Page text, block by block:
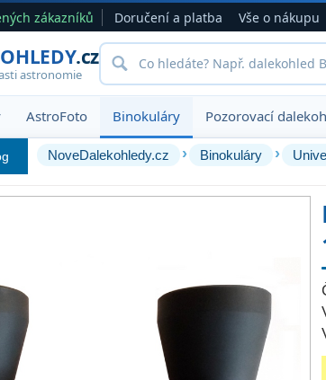
zákazníků Doručení a platba Vše o nákupu
.cz
astronomie
AstroFoto Binokuláry Pozorovací
NoveDalekohledy.cz › Binokuláry ›